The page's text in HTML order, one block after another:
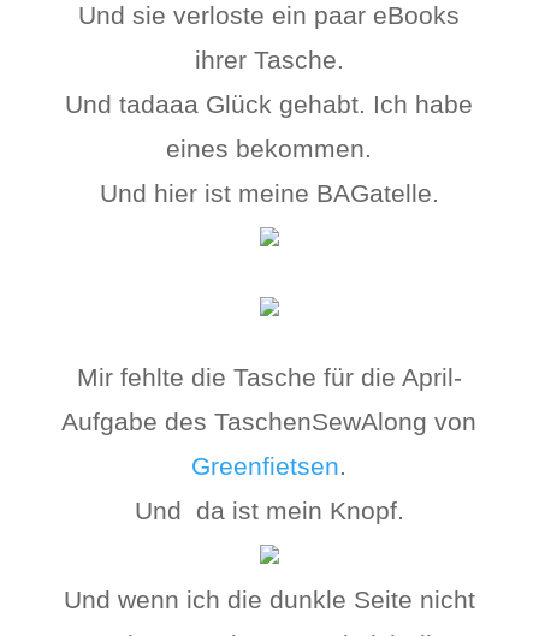
Und sie verloste ein paar eBooks
ihrer Tasche.
Und tadaaa Glück gehabt. Ich habe
eines bekommen.
Und hier ist meine BAGatelle.
Mir fehlte die Tasche für die April-
Aufgabe des TaschenSewAlong von
Greenfietsen.
Und da ist mein Knopf.
Und wenn ich die dunkle Seite nicht